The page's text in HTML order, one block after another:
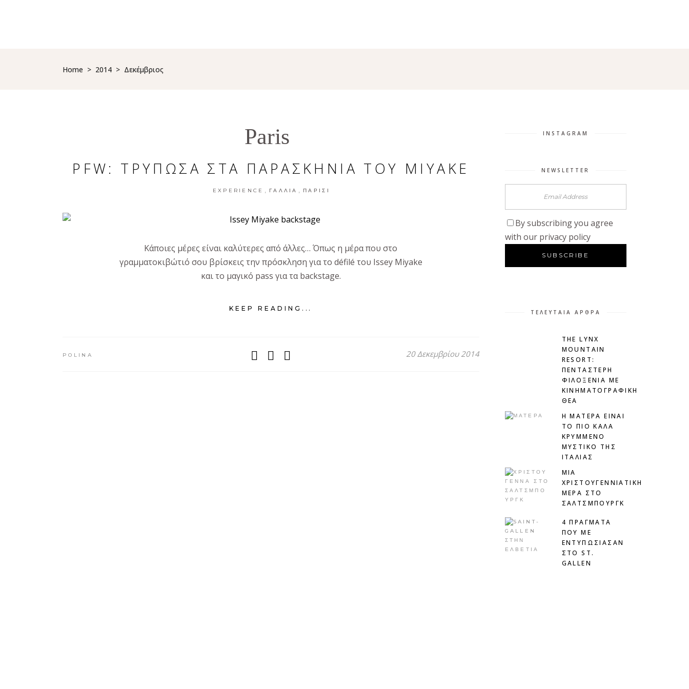
Home > 2014 > Δεκέμβριος
Paris
PFW: ΤΡΥΠΩΣΑ ΣΤΑ ΠΑΡΑΣΚΗΝΙΑ ΤΟΥ MIYAKE
EXPERIENCE ΓΑΛΛΊΑ ΠΑΡΊΣΙ
Κάποιες μέρες είναι καλύτερες από άλλες… Όπως η μέρα που στο
γραμματοκιβώτιό σου βρίσκεις την πρόσκληση για τo défilé του Issey Miyake
και το μαγικό pass για τα backstage.
KEEP READING...
POLINA 20 Δεκεμβρίου 2014
INSTAGRAM
NEWSLETTER
By subscribing you agree
with our privacy policy
ΤΕΛΕΥΤΑΊΑ ΆΡΘΡΑ
THE LYNX
MOUNTAIN
RESORT:
ΠΕΝΤΆΣΤΕΡΗ
ΦΙΛΟΞΕΝΊΑ ΜΕ
ΚΙΝΗΜΑΤΟΓΡΑΦΙΚΉ
ΘΈΑ
H ΜΑΤΕΡΑ ΕΙΝΑΙ
ΤΟ ΠΙΟ ΚΑΛΑ
ΚΡΥΜΜΕΝΟ
ΜΥΣΤΙΚΟ ΤΗΣ
ΙΤΑΛΙΑΣ
ΜΙΑ
ΧΡΙΣΤΟΥΓΕΝΝΙΆΤΙΚΗ
ΜΈΡΑ ΣΤΟ
ΣΆΛΤΣΜΠΟΥΡΓΚ
4 ΠΡΑΓΜΑΤΑ
ΠΟΥ ΜΕ
ΕΝΤΥΠΩΣΙΑΣΑΝ
ΣΤΟ ST.
GALLEN